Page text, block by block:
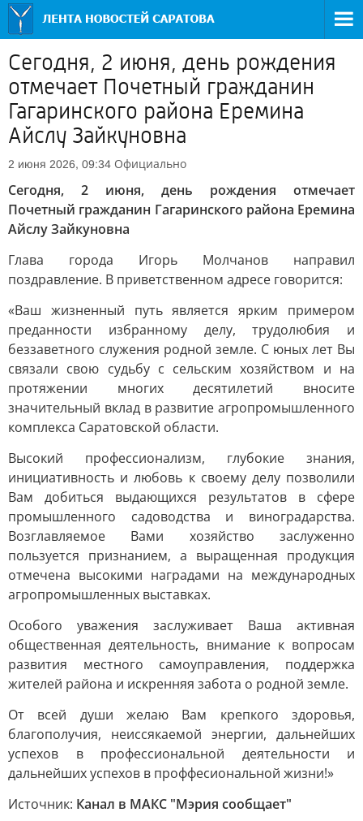
Сегодня, 2 июня, день рождения
отмечает Почетный гражданин
Гагаринского района Еремина
Айслу Зайкуновна
2 июня 2026, 09:34 Официально
Сегодня, 2 июня, день рождения отмечает
Почетный гражданин Гагаринского района Еремина
Айслу Зайкуновна
Глава города Игорь Молчанов направил
поздравление. В приветственном адресе говорится:
«Ваш жизненный путь является ярким примером
преданности избранному делу, трудолюбия и
беззаветного служения родной земле. С юных лет Вы
связали свою судьбу с сельским хозяйством и на
протяжении многих десятилетий вносите
значительный вклад в развитие агропромышленного
комплекса Саратовской области.
Высокий профессионализм, глубокие знания,
инициативность и любовь к своему делу позволили
Вам добиться выдающихся результатов в сфере
промышленного садоводства и виноградарства.
Возглавляемое Вами хозяйство заслуженно
пользуется признанием, а выращенная продукция
отмечена высокими наградами на международных
агропромышленных выставках.
Особого уважения заслуживает Ваша активная
общественная деятельность, внимание к вопросам
развития местного самоуправления, поддержка
жителей района и искренняя забота о родной земле.
От всей души желаю Вам крепкого здоровья,
благополучия, неиссякаемой энергии, дальнейших
успехов в профессиональной деятельности и
дальнейших успехов в проффесиональной жизни!»
Источник: Канал в МАКС "Мэрия сообщает"